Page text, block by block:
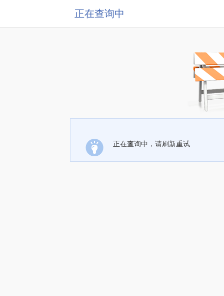
正在查询中
正在查询中，请刷新重试